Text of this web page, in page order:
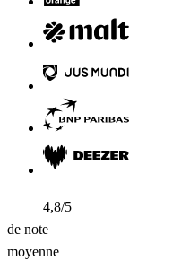
4,8/5
de note
moyenne